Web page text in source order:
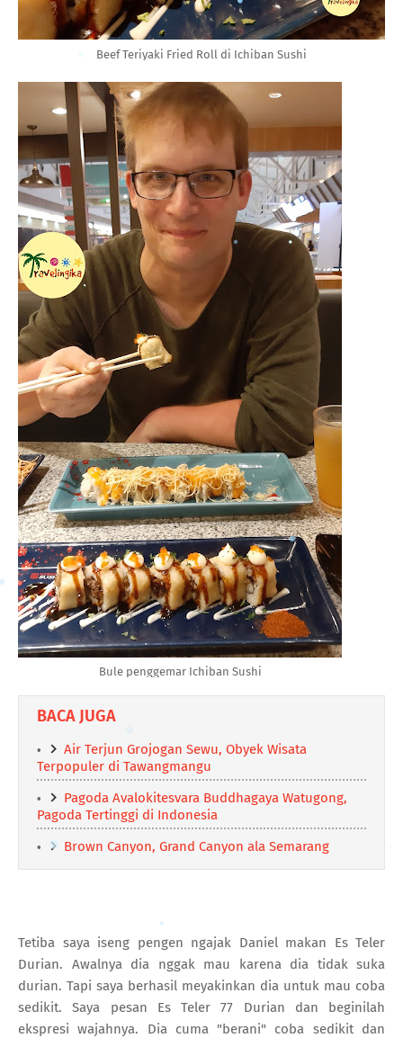
Beef Teriyaki Fried Roll di Ichiban Sushi
Bule penggemar Ichiban Sushi
BACA JUGA
Air Terjun Grojogan Sewu, Obyek Wisata
Terpopuler di Tawangmangu
Pagoda Avalokitesvara Buddhagaya Watugong,
Pagoda Tertinggi di Indonesia
Brown Canyon, Grand Canyon ala Semarang
Tetiba saya iseng pengen ngajak Daniel makan Es Teler
Durian. Awalnya dia nggak mau karena dia tidak suka
durian. Tapi saya berhasil meyakinkan dia untuk mau coba
sedikit. Saya pesan Es Teler 77 Durian dan beginilah
ekspresi wajahnya. Dia cuma "berani" coba sedikit dan